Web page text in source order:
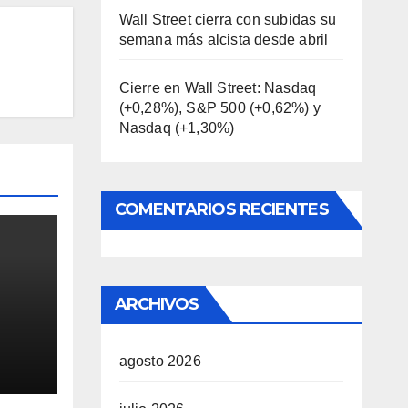
Wall Street cierra con subidas su
semana más alcista desde abril
Cierre en Wall Street: Nasdaq
(+0,28%), S&P 500 (+0,62%) y
Nasdaq (+1,30%)
COMENTARIOS RECIENTES
ARCHIVOS
agosto 2026